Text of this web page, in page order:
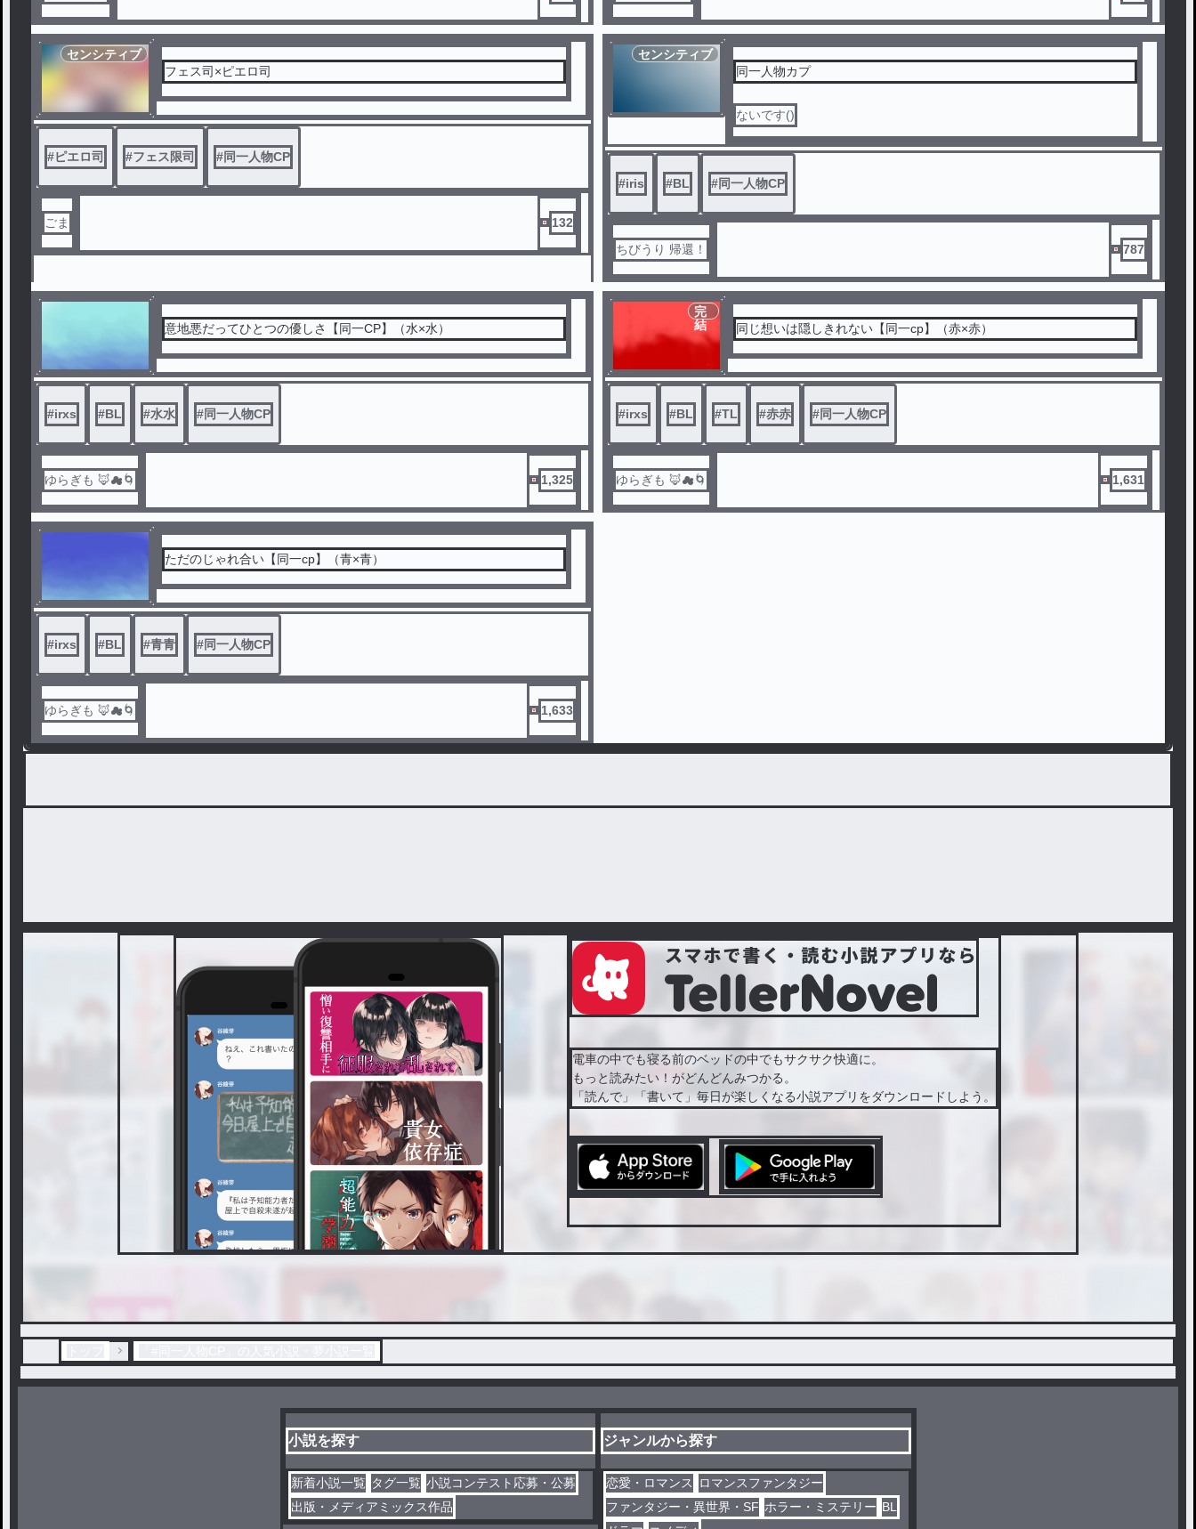
センシティブ
フェス司×ピエロ司
#ピエロ司 #フェス限司 #同一人物CP
ごま 132
センシティブ
同一人物カプ
ないです()
#iris #BL #同一人物CP
ちびうり 帰還！ 787
意地悪だってひとつの優しさ【同一CP】（水×水）
#irxs #BL #水水 #同一人物CP
ゆらぎも 🦊☁🌀 1,325
完
結
同じ想いは隠しきれない【同一cp】（赤×赤）
#irxs #BL #TL #赤赤 #同一人物CP
ゆらぎも 🦊☁🌀 1,631
ただのじゃれ合い【同一cp】（青×青）
#irxs #BL #青青 #同一人物CP
ゆらぎも 🦊☁🌀 1,633
電車の中でも寝る前のベッドの中でもサクサク快適に。
もっと読みたい！がどんどんみつかる。
「読んで」「書いて」毎日が楽しくなる小説アプリをダウンロードしよう。
小説を探す
新着小説一覧 タグ一覧 小説コンテスト応募・公募
出版・メディアミックス作品
ジャンルから探す
恋愛・ロマンス
ロマンスファンタジー
ファンタジー・異世界・SF ホラー・ミステリー BL